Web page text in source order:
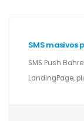
SMS masivos
SMS Push
LandingPage,